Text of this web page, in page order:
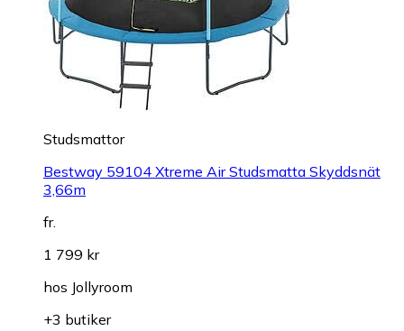
Studsmattor
Bestway 59104 Xtreme Air Studsmatta Skyddsnät
3,66m
fr.
1 799 kr
hos Jollyroom
+3 butiker